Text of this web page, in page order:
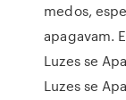
medos,
apagavam.
Luzes se
Luzes se